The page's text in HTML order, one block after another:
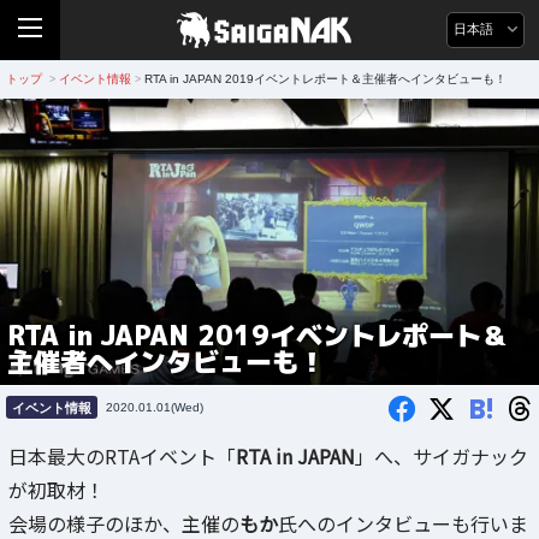
日本語
トップ > イベント情報 > RTA in JAPAN 2019イベントレポート＆主催者へインタビューも！
RTA in JAPAN 2019イベントレポート＆
主催者へインタビューも！
イベント情報 2020.01.01(Wed) B!
日本最大のRTAイベント「RTA in JAPAN 」へ、サイガナック
が初取材！
会場の様子のほか、主催のもか氏へのインタビューも行いま